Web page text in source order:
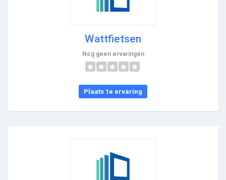
Wattfietsen
Nog geen ervaringen
Plaats 1e ervaring